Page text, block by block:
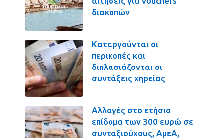
διακοπών
Καταργούνται οι
περικοπές και
διπλασιάζονται οι
συντάξεις χηρείας
Αλλαγές στο ετήσιο
επίδομα των 300 ευρώ σε
συνταξιούχους, ΑμεΑ,